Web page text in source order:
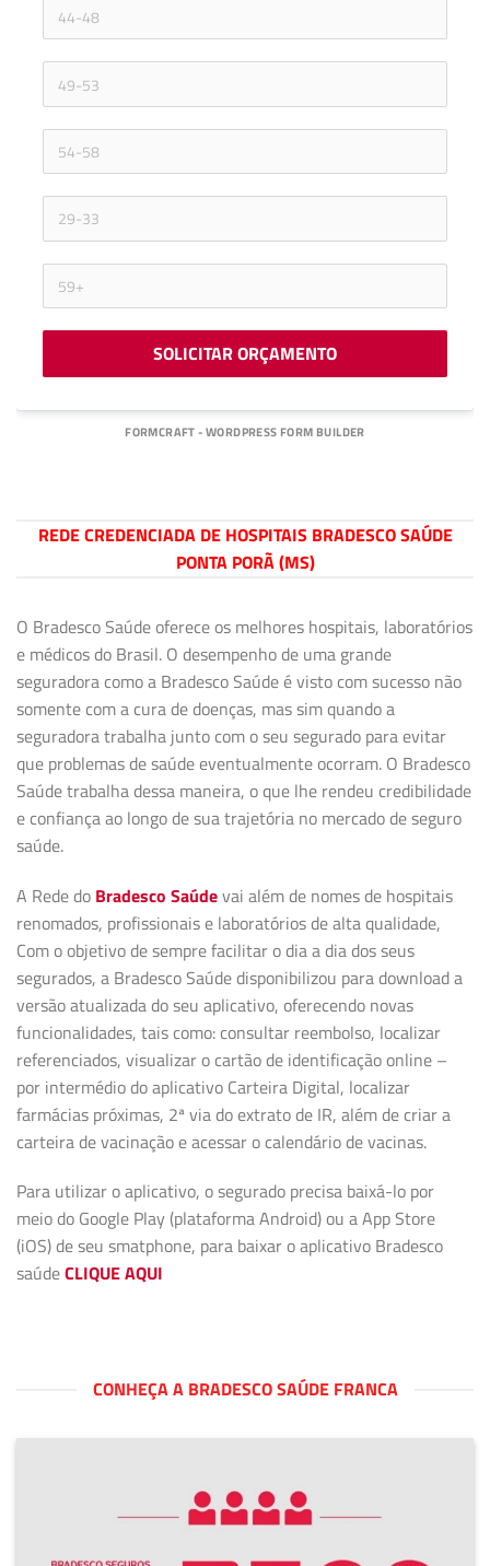
SOLICITAR ORÇAMENTO
FORMCRAFT - WORDPRESS FORM BUILDER
REDE CREDENCIADA DE HOSPITAIS BRADESCO SAÚDE
PONTA PORÃ (MS)
O Bradesco Saúde oferece os melhores hospitais, laboratórios
e médicos do Brasil. O desempenho de uma grande
seguradora como a Bradesco Saúde é visto com sucesso não
somente com a cura de doenças, mas sim quando a
seguradora trabalha junto com o seu segurado para evitar
que problemas de saúde eventualmente ocorram. O Bradesco
Saúde trabalha dessa maneira, o que lhe rendeu credibilidade
e confiança ao longo de sua trajetória no mercado de seguro
saúde.
A Rede do Bradesco Saúdevai além de nomes de hospitais
renomados, profissionais e laboratórios de alta qualidade,
Com o objetivo de sempre facilitar o dia a dia dos seus
segurados, a Bradesco Saúde disponibilizou para download a
versão atualizada do seu aplicativo, oferecendo novas
funcionalidades, tais como: consultar reembolso, localizar
referenciados, visualizar o cartão de identificação online –
por intermédio do aplicativo Carteira Digital, localizar
farmácias próximas, 2ª via do extrato de IR, além de criar a
carteira de vacinação e acessar o calendário de vacinas.
Para utilizar o aplicativo, o segurado precisa baixá-lo por
meio do Google Play (plataforma Android) ou a App Store
(iOS) de seu smatphone, para baixar o aplicativo Bradesco
saúdeCLIQUE AQUI
CONHEÇA A BRADESCO SAÚDE FRANCA